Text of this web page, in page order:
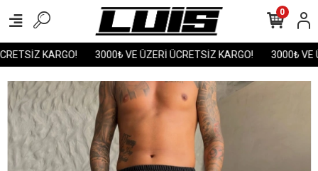
KARGO! 3000₺ VE ÜZERİ ÜCRETSİZ KARGO! 3000₺ VE
0